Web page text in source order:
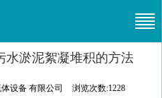
水淤泥絮凝堆积的方法
设备 有限公司 浏览次数:1228